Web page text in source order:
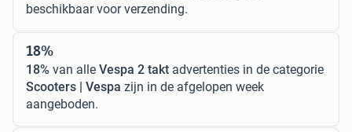
beschikbaar voor verzending.
18%
18% van alle Vespa 2 takt advertenties in de categorie
Scooters | Vespa zijn in de afgelopen week
aangeboden.